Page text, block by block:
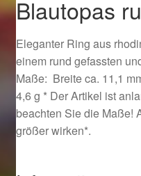
Ostergeschenke finden
Ostergeschenke finden
Ostergeschenke finden
Ostergeschenke finden
Blautopas
Eleganter Ring aus
einem rund gefassten
Maße: Breite ca. 11,1
4,6 g * Der Artikel ist
beachten Sie die Maße!
größer wirken*.